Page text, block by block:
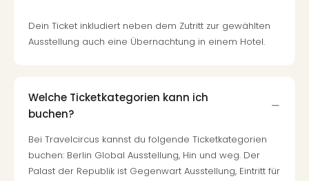
Dein Ticket inkludiert neben dem Zutritt zur gewählten
Ausstellung auch eine Übernachtung in einem Hotel.
Welche Ticketkategorien kann ich
buchen?
Bei Travelcircus kannst du folgende Ticketkategorien
buchen: Berlin Global Ausstellung, Hin und weg. Der
Palast der Republik ist Gegenwart Ausstellung, Eintritt für